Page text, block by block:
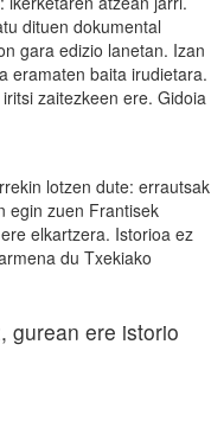
dituen dokumental
gara edizio lanetan. Izan
eramaten baita irudietara.
zaitezkeen ere. Gidoia
lotzen dute: errautsak
egin zuen Frantisek
elkartzera. Istorioa ez
du Txekiako
gurean ere istorio